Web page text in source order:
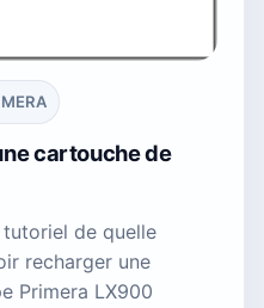
cartouche de
de quelle
recharger une
Primera LX900